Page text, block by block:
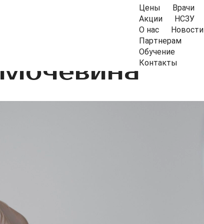
Цены
Врачи
Акции
НСЗУ
О нас
Новости
Партнерам
Обучение
Контакты
Мочевина